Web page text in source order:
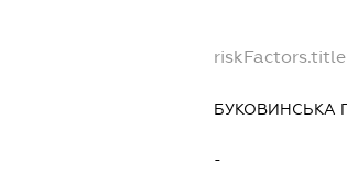
riskFactors.title
БУКОВИНСЬКА
-